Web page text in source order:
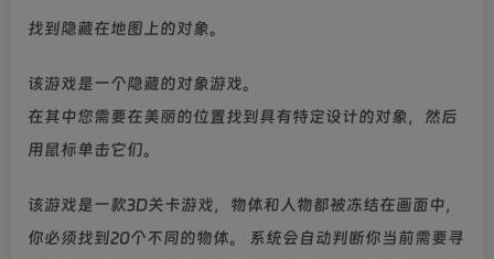
找到隐藏在地图上的对象。
该游戏是一个隐藏的对象游戏。
在其中您需要在美丽的位置找到具有特定设计的对象，然后
用鼠标单击它们。
该游戏是一款3D关卡游戏，物体和人物都被冻结在画面中，
你必须找到20个不同的物体。 系统会自动判断你当前需要寻